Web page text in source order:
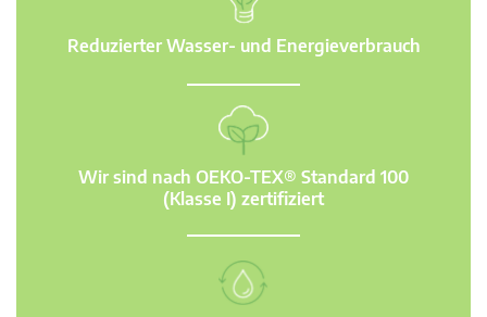
Reduzierter Wasser- und Energieverbrauch
Wir sind nach OEKO-TEX® Standard 100
(Klasse I) zertifiziert